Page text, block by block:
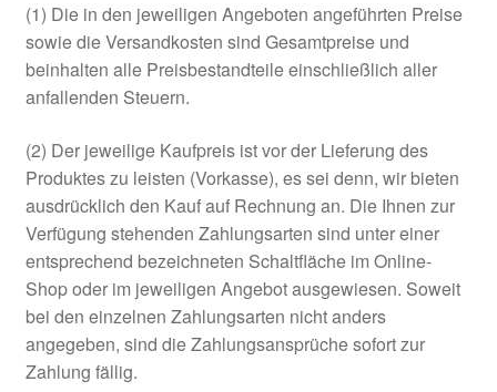
(1) Die in den jeweiligen Angeboten angeführten Preise
sowie die Versandkosten sind Gesamtpreise und
beinhalten alle Preisbestandteile einschließlich aller
anfallenden Steuern.
(2) Der jeweilige Kaufpreis ist vor der Lieferung des
Produktes zu leisten (Vorkasse), es sei denn, wir bieten
ausdrücklich den Kauf auf Rechnung an. Die Ihnen zur
Verfügung stehenden Zahlungsarten sind unter einer
entsprechend bezeichneten Schaltfläche im Online-
Shop oder im jeweiligen Angebot ausgewiesen. Soweit
bei den einzelnen Zahlungsarten nicht anders
angegeben, sind die Zahlungsansprüche sofort zur
Zahlung fällig.